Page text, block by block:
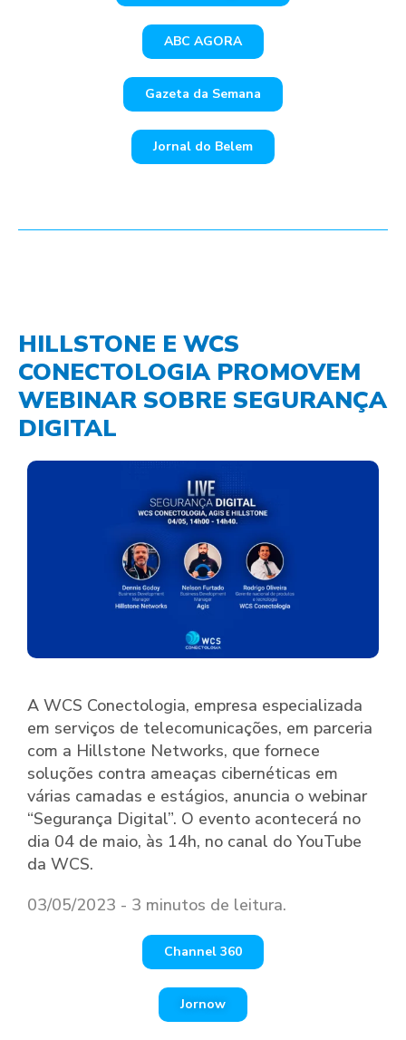
ABC AGORA
Gazeta da Semana
Jornal do Belem
HILLSTONE E WCS
CONECTOLOGIA PROMOVEM
WEBINAR SOBRE SEGURANÇA
DIGITAL
A WCS Conectologia, empresa especializada
em serviços de telecomunicações, em parceria
com a Hillstone Networks, que fornece
soluções contra ameaças cibernéticas em
várias camadas e estágios, anuncia o webinar
“Segurança Digital”. O evento acontecerá no
dia 04 de maio, às 14h, no canal do YouTube
da WCS.
03/05/2023 - 3 minutos de leitura.
Channel 360
Jornow